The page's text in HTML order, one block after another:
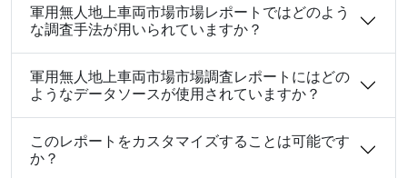
軍用無人地上車両市場市場レポートではどのよう
な調査手法が用いられていますか？
軍用無人地上車両市場市場調査レポートにはどの
ようなデータソースが使用されていますか？
このレポートをカスタマイズすることは可能です
か？